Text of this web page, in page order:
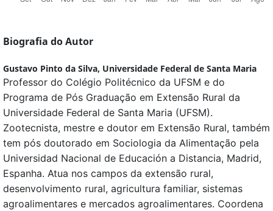
Biografia do Autor
Gustavo Pinto da Silva, Universidade Federal de Santa Maria
Professor do Colégio Politécnico da UFSM e do
Programa de Pós Graduação em Extensão Rural da
Universidade Federal de Santa Maria (UFSM).
Zootecnista, mestre e doutor em Extensão Rural, também
tem pós doutorado em Sociologia da Alimentação pela
Universidad Nacional de Educación a Distancia, Madrid,
Espanha. Atua nos campos da extensão rural,
desenvolvimento rural, agricultura familiar, sistemas
agroalimentares e mercados agroalimentares. Coordena